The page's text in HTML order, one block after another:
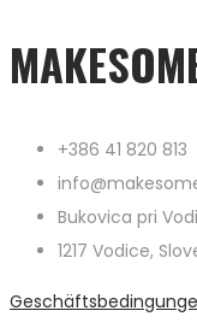
+386 41 820 813
Bukovica pri
1217 Vodice,